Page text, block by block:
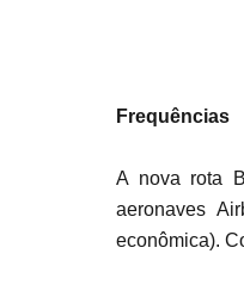
Frequências
A nova rota
aeronaves
econômica).